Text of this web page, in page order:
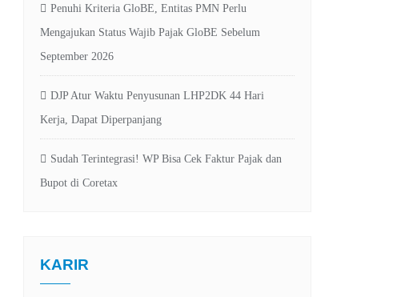
Penuhi Kriteria GloBE, Entitas PMN Perlu
Mengajukan Status Wajib Pajak GloBE Sebelum
September 2026
DJP Atur Waktu Penyusunan LHP2DK 44 Hari
Kerja, Dapat Diperpanjang
Sudah Terintegrasi! WP Bisa Cek Faktur Pajak dan
Bupot di Coretax
KARIR